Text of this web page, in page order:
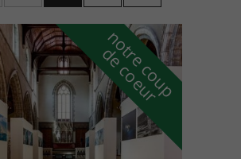
n
o
t
r
e
c
o
u
p
d
e
c
o
e
u
r